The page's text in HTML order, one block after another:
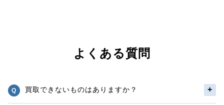
よくある質問
買取できないものはありますか？